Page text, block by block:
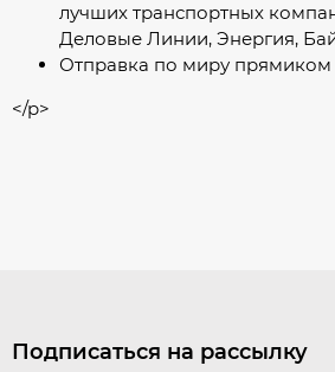
лучших транспортных
Деловые Линии, Энергия,
Отправка по миру прямиком
</p>
Подписаться на рассылку